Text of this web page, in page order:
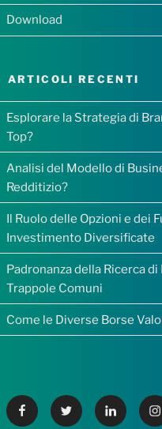
Download
ARTICOLI RECENTI
Esplorare la Strategia di
Top?
Analisi del Modello di
Redditizio?
Il Ruolo delle Opzioni e dei
Investimento Diversificate
Padronanza della Ricerca
Trappole Comuni
Come le Diverse Borse
FacebookTwitter Linkedin